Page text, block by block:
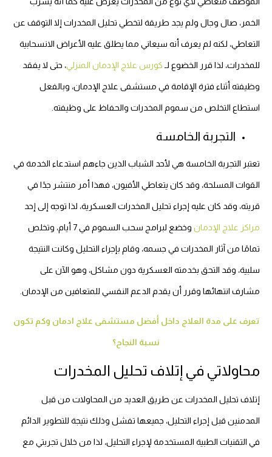
الخمر، صال وجال ولم يجد طريقة لتخطي تحليل المخدرات إلا التوقف عن
التعاطي، لكنه لم يعرف أنه سيعاني مما يطلق عليه الأعراض الانسحابية
للمخدرات، لذا قرر الخضوع لـ كورس علاج الإدمان المنزلي، حتى لا يفقد
وظيفته أثناء فترة الإقامة في مستشفى علاج الإدمان، وبالفعل
استطاع التخلص من سموم المخدرات والحفاظ على وظيفته.
التجربة الخامسة
تعتبر التجربة الخامسة هي لأحد الشباب الذين جاءهم استدعاء الخدمة في
القوات المسلحة، وقد كان يتعاطي الأفيون، فهذا أمر منتشر جدًا في
قريته، وقد كان عليه إجراء تحليل المخدرات العسكرية، لذا توجه إلى إحد
مراكز علاج الإدمان وخضع لبرامج سحب السموم في 7 أيام، وتخلص
تمامًا من آثار المخدرات في جسمه، وقام بإجراء التحليل وكانت النتيجة
سلبية، وقد التحق بخدمته العسكرية دون مشاكل، وهو الآن على
مشارف انتهائها وقرر أن يقدم الدعم النفسي للمتعافين من الإدمان.
تعرف على مدة العلاج داخل أفضل مستشفى علاج ادمان وكم تكون
نسبة النجاح؟
محاولاتي في إتلاف تحليل المخدرات
إتلاف تحليل المخدرات عن طريق العديد من المحاولات من قبل
المدمنين قبل إجراء التحليل، جميعها تفشل وذلك نتيجة للتطوير الدائم
في التقنيات الطبية المستخدمة لإجراء التحليل، لذا من خلال تجربتي مع